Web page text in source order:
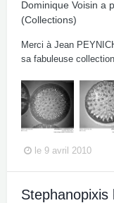
Dominique Voisin a
(Collections)
Merci à Jean
sa fabuleuse
le 9 avril 2010
Stephanopixis